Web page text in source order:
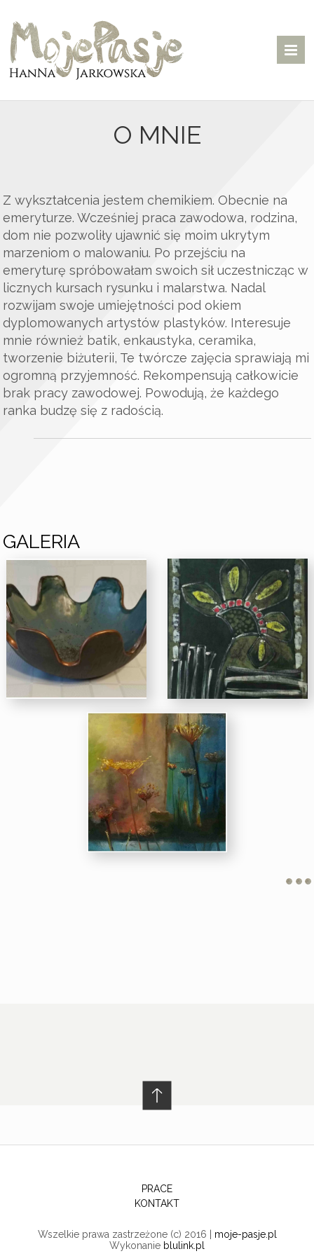
O MNIE
Z wykształcenia jestem chemikiem. Obecnie na
emeryturze. Wcześniej praca zawodowa, rodzina,
dom nie pozwoliły ujawnić się moim ukrytym
marzeniom o malowaniu. Po przejściu na
emeryturę spróbowałam swoich sił uczestnicząc w
licznych kursach rysunku i malarstwa. Nadal
rozwijam swoje umiejętności pod okiem
dyplomowanych artystów plastyków. Interesuje
mnie również batik, enkaustyka, ceramika,
tworzenie biżuterii, Te twórcze zajęcia sprawiają mi
ogromną przyjemność. Rekompensują całkowicie
brak pracy zawodowej. Powodują, że każdego
ranka budzę się z radością.
GALERIA
PRACE
KONTAKT
Wszelkie prawa zastrzeżone (c) 2016 | moje-pasje.pl
Wykonanie blulink.pl